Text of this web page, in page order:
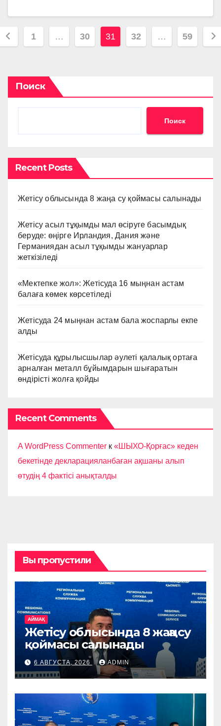
1 … 30 31 32 … 59
Поиск
Поиск
Recent Posts
Жетісу облысында 8 жаңа су қоймасы салынады
Жетісу асыл тұқымды мал өсіруге басымдық
беруде: өңірге Ирландия, Дания және
Германиядан асыл тұқымды жануарлар
жеткізіледі
«Мектепке жол»: Жетісуда 16 мыңнан астам
балаға көмек көрсетіледі
Жетісуда 24 мыңнан астам бала жоспарлы екпе
алды
Жетісуда құрылысшылар әулеті қалалық ортаға
арналған металл бұйымдарын шығаратын
өндірісті жолға қойды
Recent Comments
A WordPress Commenter к «ШЫХО-Қорғас» кеден
бекетінде декларацияланбаған ақшаны алып
өтудің 4 фактісі анықталды
Вы пропустили
АЙМАҚ
Жетісу облысында 8 жаңа су
қоймасы салынады
6 АВГУСТА, 2026 ADMIN